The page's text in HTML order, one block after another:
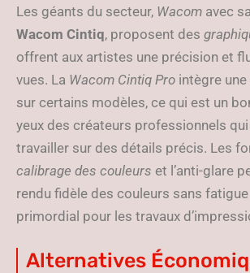
Les géants du secteur, Wacom avec
Wacom Cintiq, proposent des
offrent aux artistes une précision et
vues. La Wacom Cintiq Pro intègre
sur certains modèles, ce qui est un
yeux des créateurs professionnels
travailler sur des détails précis. Les
calibrage des couleurs et l’anti-glare
rendu fidèle des couleurs sans
primordial pour les travaux
Alternatives